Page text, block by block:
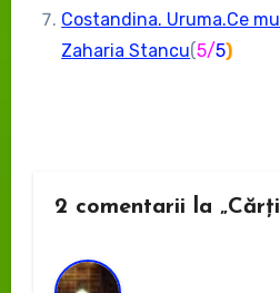
Costandina. Uruma.Ce
Zaharia Stancu(5/5)
2 comentarii la „Cărți